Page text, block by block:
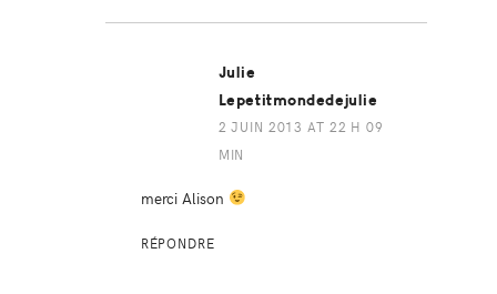
Julie
Lepetitmondedejulie
2 JUIN 2013 AT 22 H 09
MIN
merci Alison
RÉPONDRE